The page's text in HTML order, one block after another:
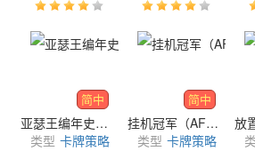
简中
亚瑟王编年史（King Arthur Chronicle: AFK RPG）
类型 卡牌策略
简中
挂机冠军（AFK Champions）
类型 卡牌策略